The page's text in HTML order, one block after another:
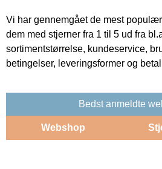
Vi har gennemgået de mest
dem med stjerner fra 1 til 5 ud fra
sortimentstørrelse, kundeservice,
betingelser, leveringsformer og
Bedst anmeldte
Webshop